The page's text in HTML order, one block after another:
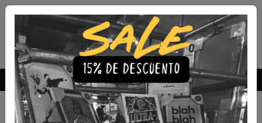
Envío Gratis a todo Chile comprando 3 o más productos